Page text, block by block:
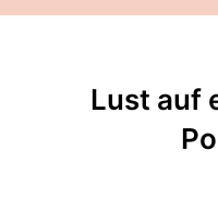
Lust auf